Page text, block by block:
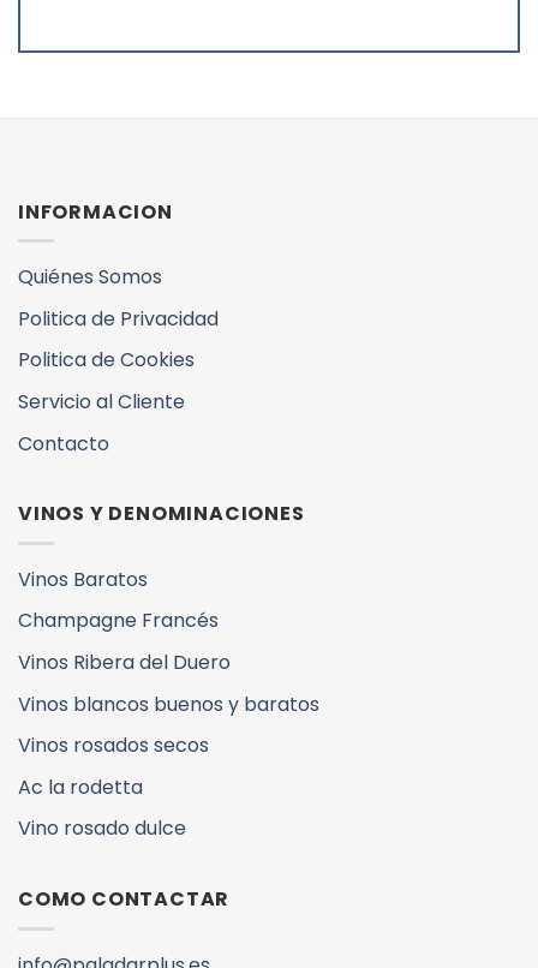
INFORMACION
Quiénes Somos
Politica de Privacidad
Politica de Cookies
Servicio al Cliente
Contacto
VINOS Y DENOMINACIONES
Vinos Baratos
Champagne Francés
Vinos Ribera del Duero
Vinos blancos buenos y baratos
Vinos rosados secos
Ac la rodetta
Vino rosado dulce
COMO CONTACTAR